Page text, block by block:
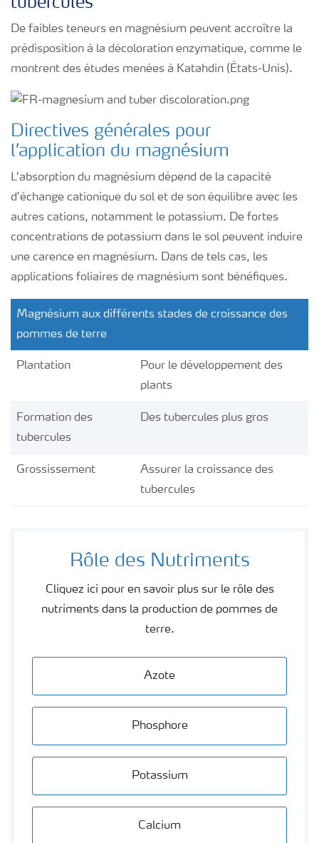
tubercules
De faibles teneurs en magnésium peuvent accroître la
prédisposition à la décoloration enzymatique, comme le
montrent des études menées à Katahdin (États-Unis).
Directives générales pour
l’application du magnésium
L’absorption du magnésium dépend de la capacité
d’échange cationique du sol et de son équilibre avec les
autres cations, notamment le potassium. De fortes
concentrations de potassium dans le sol peuvent induire
une carence en magnésium. Dans de tels cas, les
applications foliaires de magnésium sont bénéfiques.
Magnésium aux différents stades de croissance des
pommes de terre
Plantation
Pour le développement des
plants
Formation des
tubercules
Des tubercules plus gros
Grossissement
Assurer la croissance des
tubercules
Rôle des Nutriments
Cliquez ici pour en savoir plus sur le rôle des
nutriments dans la production de pommes de
terre.
Azote
Phosphore
Potassium
Calcium